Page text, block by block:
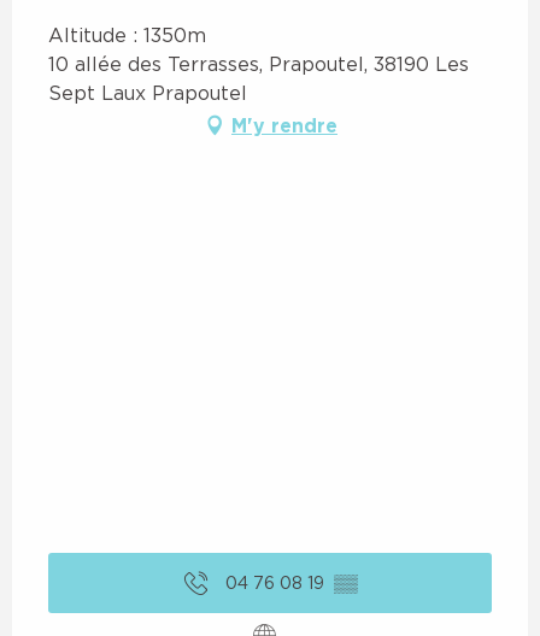
Altitude : 1350m
10 allée des Terrasses, Prapoutel, 38190 Les
Sept Laux Prapoutel
M'y rendre
04 76 08 19 ▒▒